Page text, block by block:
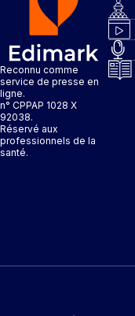
Reconnu comme
service de presse en
ligne.
n° CPPAP 1028 X
92038.
Réservé aux
professionnels de la
santé.